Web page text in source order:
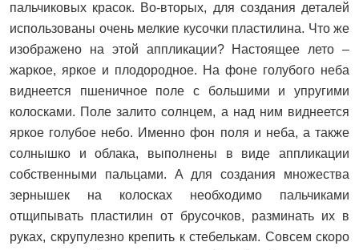
пальчиковых красок. Во-вторых, для создания деталей
использованы очень мелкие кусочки пластилина. Что же
изображено на этой аппликации? Настоящее лето –
жаркое, яркое и плодородное. На фоне голубого неба
виднеется пшеничное поле с большими и упругими
колосками. Поле залито солнцем, а над ним виднеется
яркое голубое небо. Именно фон поля и неба, а также
солнышко и облака, выполнены в виде аппликации
собственными пальцами. А для создания множества
зернышек на колосках необходимо пальчиками
отщипывать пластилин от брусочков, разминать их в
руках, скрупулезно крепить к стебелькам. Совсем скоро